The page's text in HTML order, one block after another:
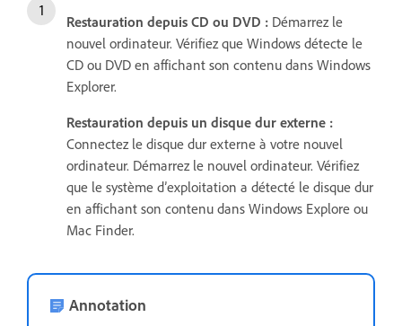
Restauration depuis CD ou DVD : Démarrez le
nouvel ordinateur. Vérifiez que Windows détecte le
CD ou DVD en affichant son contenu dans Windows
Explorer.
Restauration depuis un disque dur externe :
Connectez le disque dur externe à votre nouvel
ordinateur. Démarrez le nouvel ordinateur. Vérifiez
que le système d’exploitation a détecté le disque dur
en affichant son contenu dans Windows Explore ou
Mac Finder.
Annotation